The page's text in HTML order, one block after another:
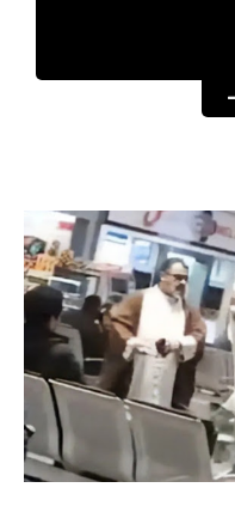
العقود والاجور اليومية
والسلف
المالية
الاراضي
العراق
السياسية